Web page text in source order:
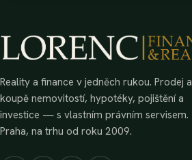
Reality a finance v jedněch rukou. Prodej a
koupě nemovitostí, hypotéky, pojištění a
investice — s vlastním právním servisem.
Praha, na trhu od roku 2009.